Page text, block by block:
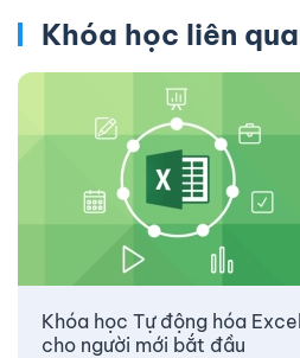
Khóa học liên
Khóa học Tự động hóa
cho người mới bắt đầu